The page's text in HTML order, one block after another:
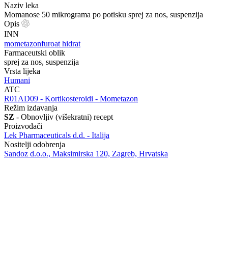
Naziv leka
Momanose 50 mikrograma po potisku sprej za nos, suspenzija
Opis
INN
mometazonfuroat hidrat
Farmaceutski oblik
sprej za nos, suspenzija
Vrsta lijeka
Humani
ATC
‍R01AD09 - Kortikosteroidi - Mometazon
Režim izdavanja
SZ - Obnovljiv (višekratni) recept
Proizvođači
Lek Pharmaceuticals d.d. - Italija
Nositelji odobrenja
Sandoz d.o.o., Maksimirska 120, Zagreb, Hrvatska